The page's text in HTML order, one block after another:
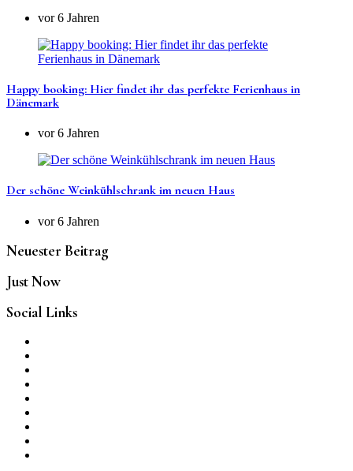
vor 6 Jahren
Happy booking: Hier findet ihr das perfekte Ferienhaus in
Dänemark
vor 6 Jahren
Der schöne Weinkühlschrank im neuen Haus
vor 6 Jahren
Neuester Beitrag
Just Now
Social Links